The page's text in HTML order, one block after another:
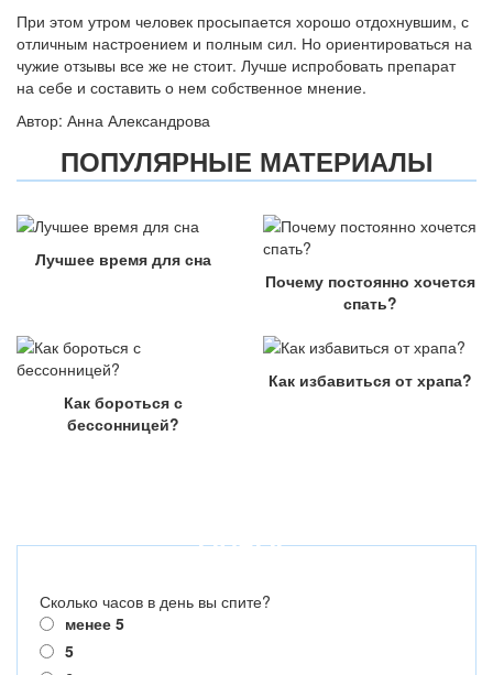
При этом утром человек просыпается хорошо отдохнувшим, с
отличным настроением и полным сил. Но ориентироваться на
чужие отзывы все же не стоит. Лучше испробовать препарат
на себе и составить о нем собственное мнение.
Автор: Анна Александрова
ПОПУЛЯРНЫЕ МАТЕРИАЛЫ
Лучшее время для сна
Почему постоянно хочется
спать?
Как бороться с
бессонницей?
Как избавиться от храпа?
ОПРОС
Сколько часов в день вы спите?
менее 5
5